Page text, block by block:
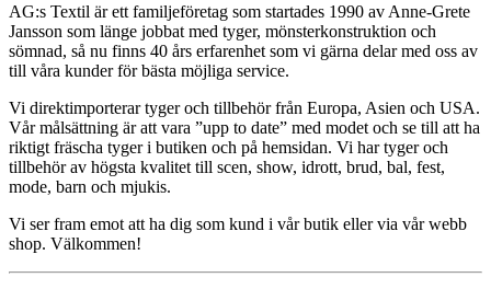
AG:s Textil är ett familjeföretag som startades 1990 av Anne-Grete
Jansson som länge jobbat med tyger, mönsterkonstruktion och
sömnad, så nu finns 40 års erfarenhet som vi gärna delar med oss av
till våra kunder för bästa möjliga service.
Vi direktimporterar tyger och tillbehör från Europa, Asien och USA.
Vår målsättning är att vara ”upp to date” med modet och se till att ha
riktigt fräscha tyger i butiken och på hemsidan. Vi har tyger och
tillbehör av högsta kvalitet till scen, show, idrott, brud, bal, fest,
mode, barn och mjukis.
Vi ser fram emot att ha dig som kund i vår butik eller via vår webb
shop. Välkommen!